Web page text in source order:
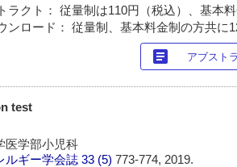
ラクト： 従量制は110円（税込）、基本
ンロード： 従量制、基本料金制の方共に
article アブスト
test
医学部小児科
ルギー学会誌 33 (5)773-774, 2019.